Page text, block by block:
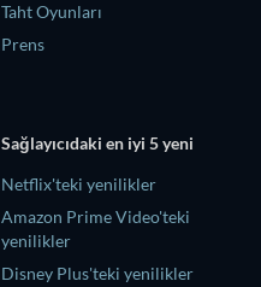
Taht Oyunları
Prens
Sağlayıcıdaki en iyi 5 yeni
Netflix'teki yenilikler
Amazon Prime Video'teki
yenilikler
Disney Plus'teki yenilikler